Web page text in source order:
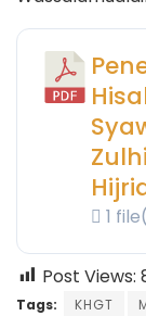
1
Post Views:
Tags: KHGT